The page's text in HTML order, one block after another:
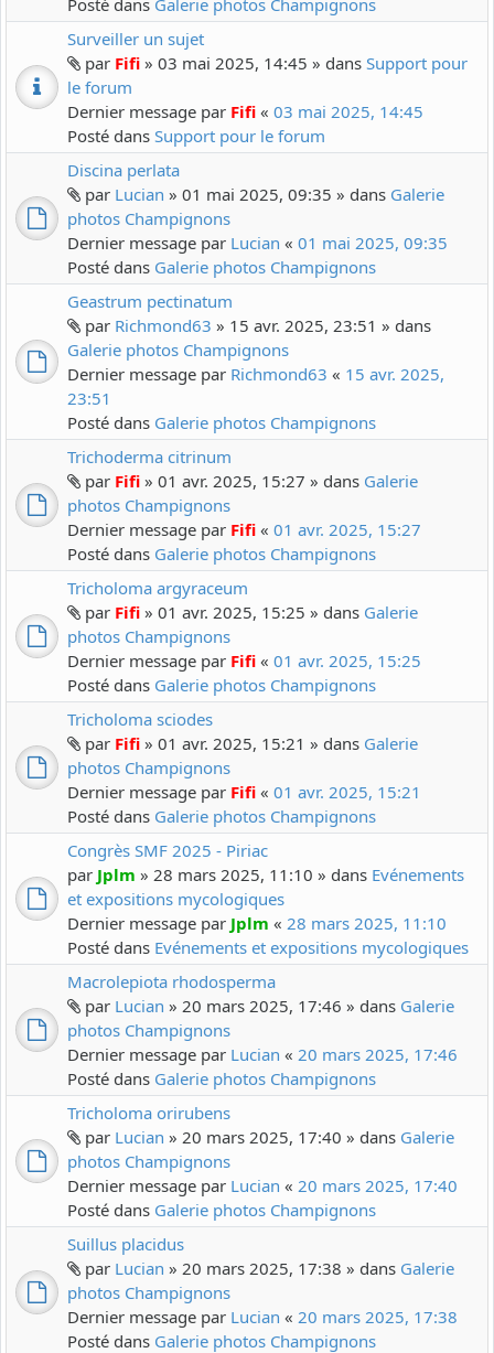
Posté dans Galerie photos Champignons
Surveiller un sujet
par Fifi » 03 mai 2025, 14:45 » dans Support pour
le forum
Dernier message par Fifi « 03 mai 2025, 14:45
Posté dans Support pour le forum
Discina perlata
par Lucian » 01 mai 2025, 09:35 » dans Galerie
photos Champignons
Dernier message par Lucian « 01 mai 2025, 09:35
Posté dans Galerie photos Champignons
Geastrum pectinatum
par Richmond63 » 15 avr. 2025, 23:51 » dans
Galerie photos Champignons
Dernier message par Richmond63 « 15 avr. 2025,
23:51
Posté dans Galerie photos Champignons
Trichoderma citrinum
par Fifi » 01 avr. 2025, 15:27 » dans Galerie
photos Champignons
Dernier message par Fifi « 01 avr. 2025, 15:27
Posté dans Galerie photos Champignons
Tricholoma argyraceum
par Fifi » 01 avr. 2025, 15:25 » dans Galerie
photos Champignons
Dernier message par Fifi « 01 avr. 2025, 15:25
Posté dans Galerie photos Champignons
Tricholoma sciodes
par Fifi » 01 avr. 2025, 15:21 » dans Galerie
photos Champignons
Dernier message par Fifi « 01 avr. 2025, 15:21
Posté dans Galerie photos Champignons
Congrès SMF 2025 - Piriac
par Jplm » 28 mars 2025, 11:10 » dans Evénements
et expositions mycologiques
Dernier message par Jplm « 28 mars 2025, 11:10
Posté dans Evénements et expositions mycologiques
Macrolepiota rhodosperma
par Lucian » 20 mars 2025, 17:46 » dans Galerie
photos Champignons
Dernier message par Lucian « 20 mars 2025, 17:46
Posté dans Galerie photos Champignons
Tricholoma orirubens
par Lucian » 20 mars 2025, 17:40 » dans Galerie
photos Champignons
Dernier message par Lucian « 20 mars 2025, 17:40
Posté dans Galerie photos Champignons
Suillus placidus
par Lucian » 20 mars 2025, 17:38 » dans Galerie
photos Champignons
Dernier message par Lucian « 20 mars 2025, 17:38
Posté dans Galerie photos Champignons